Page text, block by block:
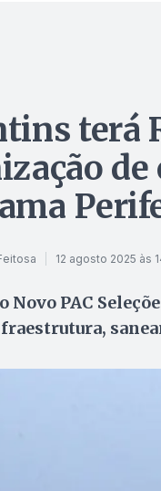
terá
12 agosto 2025 às
Novo PAC